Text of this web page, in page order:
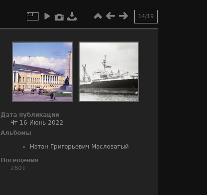
14/19
Дата публикации
Чт 16 Июнь 2022
Альбомы
Натан Григорьевич Масловатый
Посещения
2601